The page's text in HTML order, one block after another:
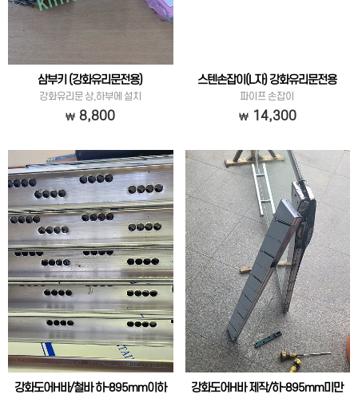
삼부키 (강화유리문전용)
강화유리문 상,하부에 설치
8,800
스텐손잡이(L자) 강화유리문전용
파이프 손잡이
14,300
강화도어H바/철바 하-895mm이하 강화도어H바 제작/하-895mm미만